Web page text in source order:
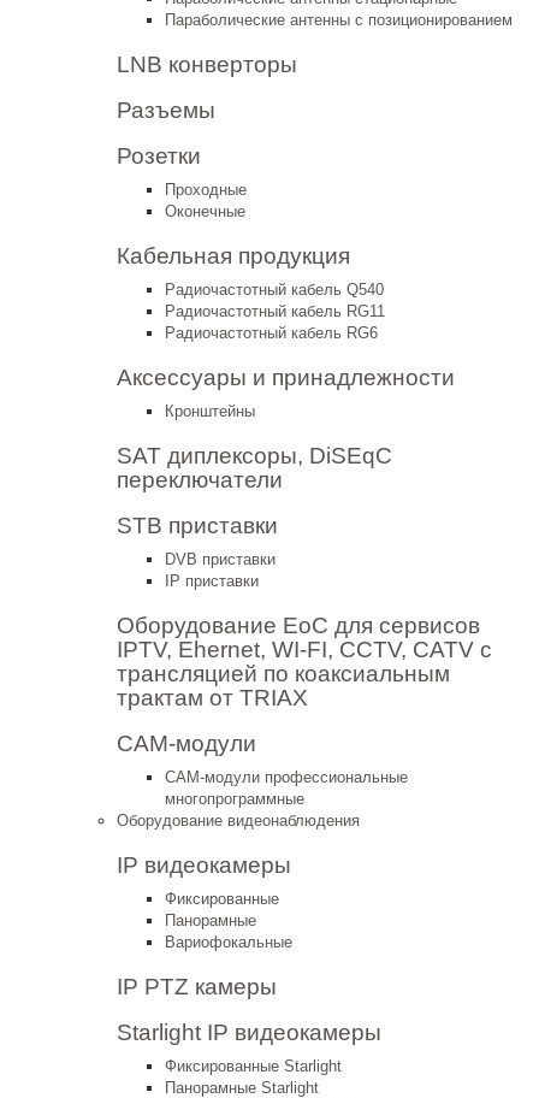
Параболические антенны с позиционированием
LNB конверторы
Разъемы
Розетки
Проходные
Оконечные
Кабельная продукция
Радиочастотный кабель Q540
Радиочастотный кабель RG11
Радиочастотный кабель RG6
Аксессуары и принадлежности
Кронштейны
SAT диплексоры, DiSEqC
переключатели
STB приставки
DVB приставки
IP приставки
Оборудование EoC для сервисов
IPTV, Ehernet, WI-FI, CCTV, CATV c
трансляцией по коаксиальным
трактам от TRIAX
CAM-модули
CAM-модули профессиональные
многопрограммные
Оборудование видеонаблюдения
IP видеокамеры
Фиксированные
Панорамные
Вариофокальные
IP PTZ камеры
Starlight IP видеокамеры
Фиксированные Starlight
Панорамные Starlight